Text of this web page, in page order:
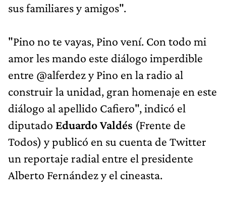
sus familiares y amigos".
"Pino no te vayas, Pino vení. Con todo mi
amor les mando este diálogo imperdible
entre @alferdez y Pino en la radio al
construir la unidad, gran homenaje en este
diálogo al apellido Cafiero", indicó el
diputado Eduardo Valdés (Frente de
Todos) y publicó en su cuenta de Twitter
un reportaje radial entre el presidente
Alberto Fernández y el cineasta.